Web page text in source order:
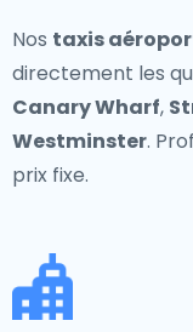
Nos taxis
directement les
Canary Wharf,
Westminster.
prix fixe.